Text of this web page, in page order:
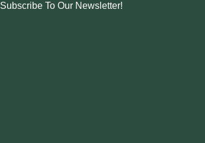
Subscribe To Our Newsletter!